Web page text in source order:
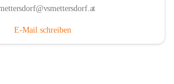
E-Mail schreiben